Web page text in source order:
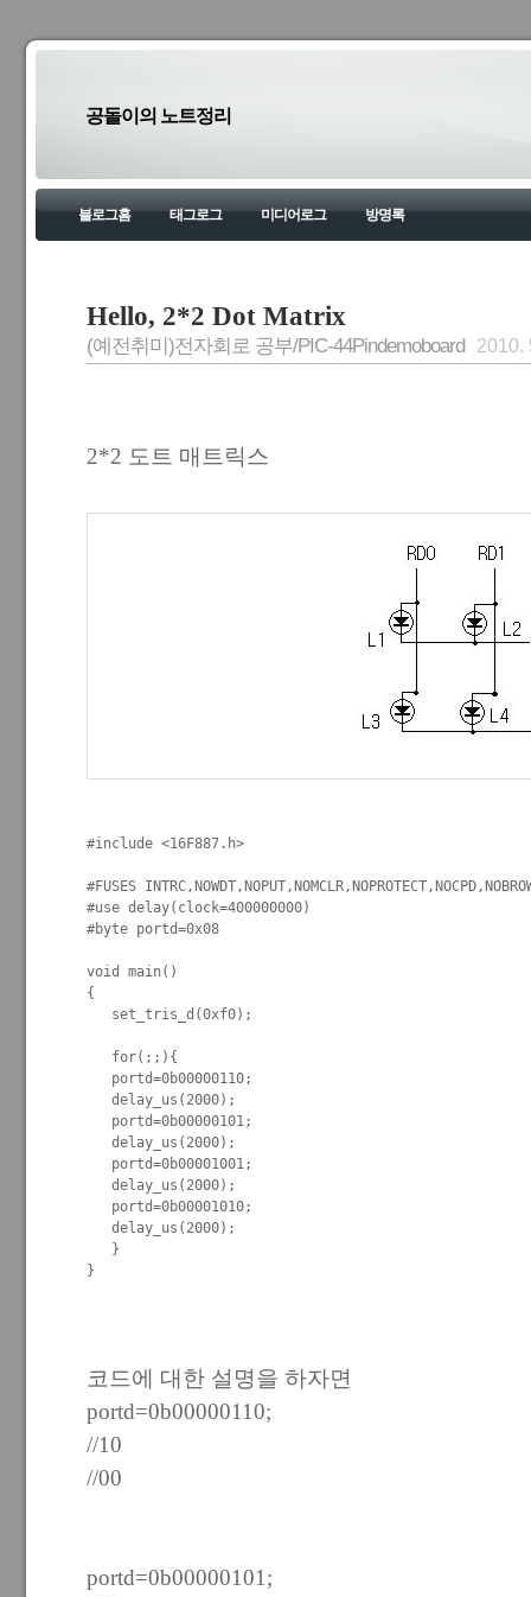
공돌이의 노트정리
블로그홈 태그로그 미디어로그 방명록
Hello, 2*2 Dot Matrix
(예전취미)전자회로 공부/PIC-44Pindemoboard 2010.
2*2 도트 매트릭스
#include <16F887.h>
#FUSES
#use delay(clock=400000000)
#byte portd=0x08
void main()
{
   set_tris_d(0xf0);
   for(;;){
   portd=0b00000110;
   delay_us(2000);
   portd=0b00000101;
   delay_us(2000);
   portd=0b00001001;
   delay_us(2000);
   portd=0b00001010;
   delay_us(2000);
   }
}
코드에 대한 설명을 하자면
portd=0b00000110;
//10
//00
portd=0b00000101;